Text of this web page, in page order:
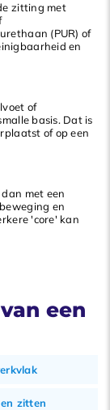
zitting met
(PUR) of
en
of
basis. Dat is
of op een
met een
en
'core' kan
een
zitten